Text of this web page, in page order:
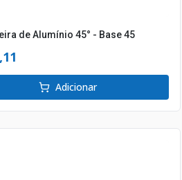
de Alumínio 45° - Base 45
Adicionar